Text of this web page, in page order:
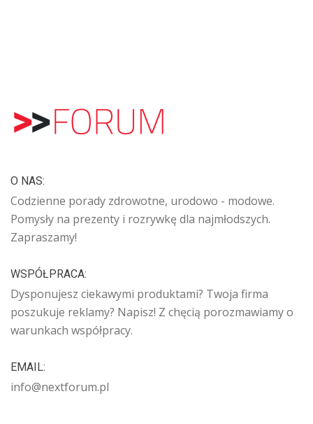
O NAS:
Codzienne porady zdrowotne, urodowo - modowe.
Pomysły na prezenty i rozrywkę dla najmłodszych.
Zapraszamy!
WSPÓŁPRACA:
Dysponujesz ciekawymi produktami? Twoja firma
poszukuje reklamy? Napisz! Z chęcią porozmawiamy o
warunkach współpracy.
EMAIL:
info@nextforum.pl